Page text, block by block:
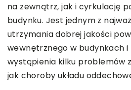
na zewnątrz, jak i cyrkulację
budynku. Jest jednym z
utrzymania dobrej jakości
wewnętrznego w budynkach i
wystąpienia kilku problemów
jak choroby układu